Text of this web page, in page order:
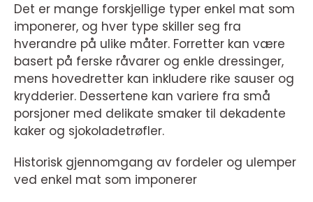
Det er mange forskjellige typer enkel mat som
imponerer, og hver type skiller seg fra
hverandre på ulike måter. Forretter kan være
basert på ferske råvarer og enkle dressinger,
mens hovedretter kan inkludere rike sauser og
krydderier. Dessertene kan variere fra små
porsjoner med delikate smaker til dekadente
kaker og sjokoladetrøfler.
Historisk gjennomgang av fordeler og ulemper
ved enkel mat som imponerer